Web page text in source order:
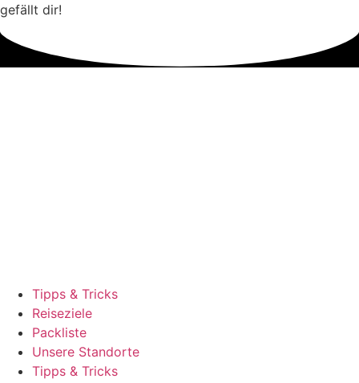
gefällt dir!
Tipps & Tricks
Reiseziele
Packliste
Unsere Standorte
Tipps & Tricks